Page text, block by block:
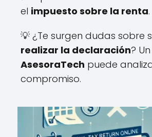
el impuesto sobre la renta.
💡 ¿Te surgen dudas sobre
realizar la declaración? Un
AsesoraTech puede
compromiso.